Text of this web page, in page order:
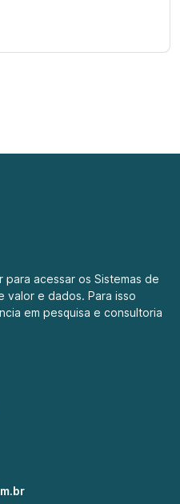
para acessar os Sistemas de
valor e dados. Para isso
em pesquisa e consultoria